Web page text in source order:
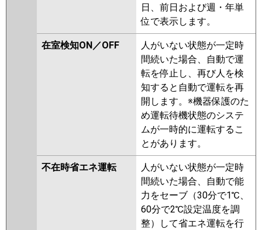
日、前日および週・年単
位で表示します。
在室検知ON／OFF
人がいない状態が一定時
間続いた場合、自動で運
転を停止し、再び人を検
知すると自動で運転を再
開します。※機器保護のた
め運転待機状態のシステ
ムが一時的に運転するこ
とがあります。
不在時省エネ運転
人がいない状態が一定時
間続いた場合、自動で能
力をセーブ（30分で1℃、
60分で2℃設定温度を調
整）して省エネ運転を行